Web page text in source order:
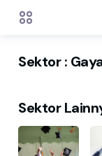
Sektor :
Sektor